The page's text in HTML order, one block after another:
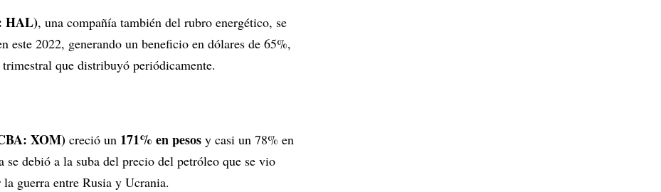
HAL), una compañía también del rubro energético, se
este 2022, generando un beneficio en dólares de 65%,
que distribuyó periódicamente.
XOM) creció un 171% en pesos y casi un 78% en
se debió a la suba del precio del petróleo que se vio
guerra entre Rusia y Ucrania.